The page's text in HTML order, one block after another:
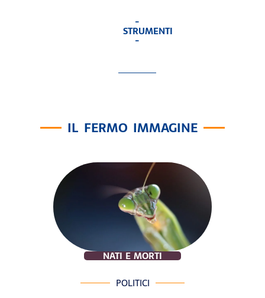
-
STRUMENTI
-
IL FERMO IMMAGINE
NATI E MORTI
POLITICI